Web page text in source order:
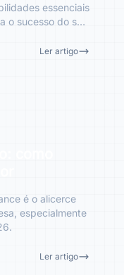
essenciais
o sucesso do seu
Ler artigo
é o alicerce
especialmente
Ler artigo